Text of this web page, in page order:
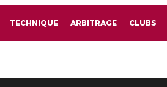
TECHNIQUE ARBITRAGE CLUBS